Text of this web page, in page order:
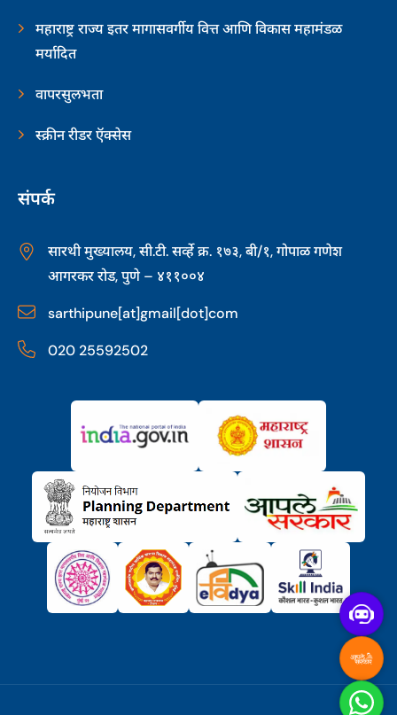
महाराष्ट्र राज्य इतर मागासवर्गीय वित्त आणि विकास महामंडळ
मर्यादित
वापरसुलभता
स्क्रीन रीडर ऍक्सेस
संपर्क
सारथी मुख्यालय, सी.टी. सर्व्हे क्र. १७३, बी/१, गोपाळ गणेश
आगरकर रोड, पुणे – ४११००४
sarthipune[at]gmail[dot]com
020 25592502